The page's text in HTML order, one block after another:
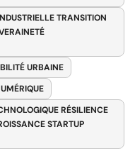
TRANSITION
URBAINE
RÉSILIENCE
STARTUP